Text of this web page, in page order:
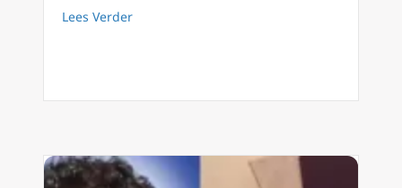
Lees Verderabout Carlo Acutis wordt op 7 september